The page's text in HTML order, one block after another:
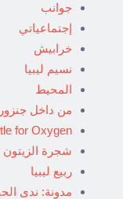
جوانب
إجتماعياتي
خرابيش
نسيم ليبيا
المحيط
من داخل جنزور
for Oxygen
شجرة الزيتون
ربيع ليبيا
مدونة: ندى